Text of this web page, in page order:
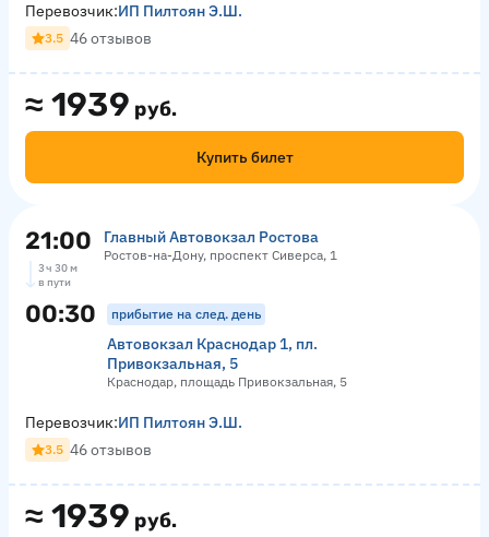
≈ 1939 руб.
Купить билет
Перевозчик:ИП Пилтоян Э.Ш.
3.5 46 отзывов
21:00 Главный Автовокзал Ростова
Ростов-на-Дону, проспект Сиверса, 1
3 ч 30 м
в пути
00:30 прибытие на след. день
Автовокзал Краснодар 1, пл.
Привокзальная, 5
Краснодар, площадь Привокзальная, 5
≈ 1939 руб.
Перевозчик:ИП Пилтоян Э.Ш.
3.5 46 отзывов